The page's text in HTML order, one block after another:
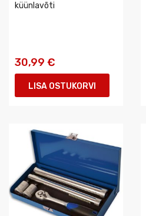
küünlavõti
30,99 €
LISA OSTUKORVI